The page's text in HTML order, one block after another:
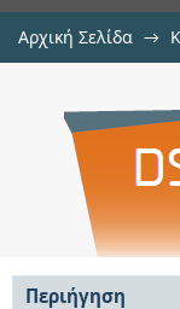
Αρχική Σελίδα →
An
Allotments
Περιήγηση